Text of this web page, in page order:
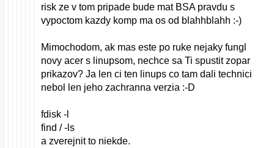
risk ze v tom pripade bude mat BSA pravdu s
vypoctom kazdy komp ma os od blahhblahh :-)
Mimochodom, ak mas este po ruke nejaky fungl
novy acer s linupsom, nechce sa Ti spustit zopar
prikazov? Ja len ci ten linups co tam dali technici
nebol len jeho zachranna verzia :-D
fdisk -l
find / -ls
a zverejnit to niekde.